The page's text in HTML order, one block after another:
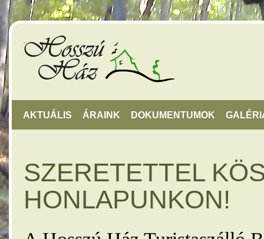
AKTUÁLIS ÁRAINK DOKUMENTUMOK
SZERETETTEL
HONLAPUNKON!